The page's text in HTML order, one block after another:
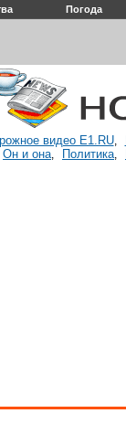
Погода
видео E1.RU,
Он и она, Политика,